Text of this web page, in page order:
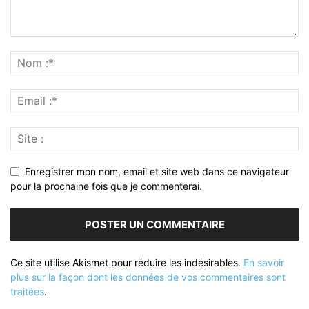
Enregistrer mon nom, email et site web dans ce navigateur
pour la prochaine fois que je commenterai.
Ce site utilise Akismet pour réduire les indésirables. En savoir
plus sur la façon dont les données de vos commentaires sont
traitées.